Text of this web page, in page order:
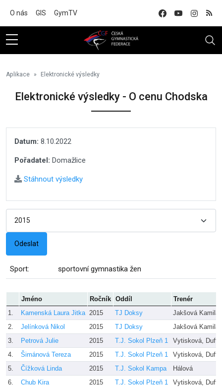
O nás GIS GymTV
Aplikace Elektronické výsledky
Elektronické výsledky - O cenu Chodska
Datum: 8.10.2022
Pořadatel: Domažlice
Stáhnout výsledky
Sport: sportovní gymnastika žen
Jméno Ročník Oddíl
Trenér
1.
Kamenská Laura Jitka 2015 TJ Doksy
Jakšová Kamila
2.
Jelínková Nikol 2015 TJ Doksy
Jakšová Kamila
3.
Petrová Julie 2015 T.J. Sokol Plzeň 1
Vytisková,
4.
Šimánová Tereza 2015 T.J. Sokol Plzeň 1
Vytisková,
5.
Čížková Linda 2015 T.J. Sokol Kampa
Hálová
6.
Chub Kira 2015 T.J. Sokol Plzeň 1
Vytisková,